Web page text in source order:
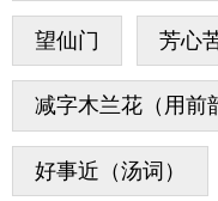
望仙门 芳心
减字木兰花（用前
好事近（汤词）